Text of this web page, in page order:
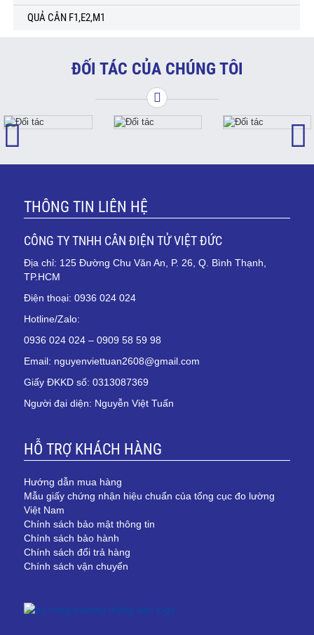
QUẢ CÂN F1,E2,M1
ĐỐI TÁC CỦA CHÚNG TÔI
THÔNG TIN LIÊN HỆ
CÔNG TY TNHH CÂN ĐIỆN TỬ VIỆT ĐỨC
Địa chỉ: 125 Đường Chu Văn An, P. 26, Q. Bình Thạnh,
TP.HCM
Điện thoại: 0936 024 024
Hotline/Zalo:
0936 024 024 – 0909 58 59 98
Email: nguyenviettuan2608@gmail.com
Giấy ĐKKD số: 0313087369
Người đại diện: Nguyễn Việt Tuấn
HỖ TRỢ KHÁCH HÀNG
Hướng dẫn mua hàng
Mẫu giấy chứng nhận hiệu chuẩn của tổng cục đo lường
Việt Nam
Chính sách bảo mật thông tin
Chính sách bảo hành
Chính sách đổi trả hàng
Chính sách vận chuyển